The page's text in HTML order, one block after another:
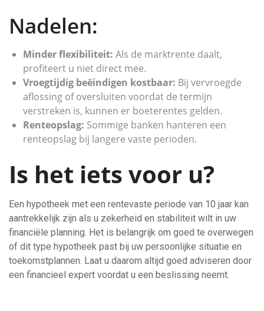
Nadelen:
Minder flexibiliteit: Als de marktrente daalt,
profiteert u niet direct mee.
Vroegtijdig beëindigen kostbaar: Bij vervroegde
aflossing of oversluiten voordat de termijn
verstreken is, kunnen er boeterentes gelden.
Renteopslag: Sommige banken hanteren een
renteopslag bij langere vaste perioden.
Is het iets voor u?
Een hypotheek met een rentevaste periode van 10 jaar kan
aantrekkelijk zijn als u zekerheid en stabiliteit wilt in uw
financiële planning. Het is belangrijk om goed te overwegen
of dit type hypotheek past bij uw persoonlijke situatie en
toekomstplannen. Laat u daarom altijd goed adviseren door
een financieel expert voordat u een beslissing neemt.